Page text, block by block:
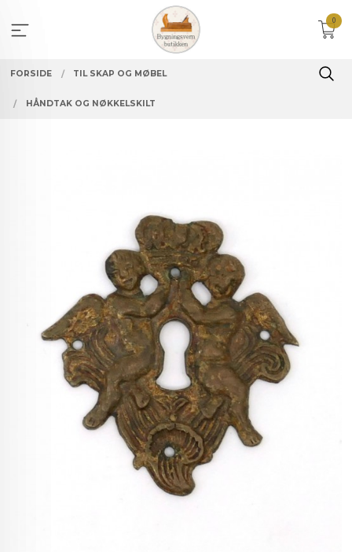
innholdet
0
FORSIDE TIL SKAP OG MØBEL
HÅNDTAK OG NØKKELSKILT